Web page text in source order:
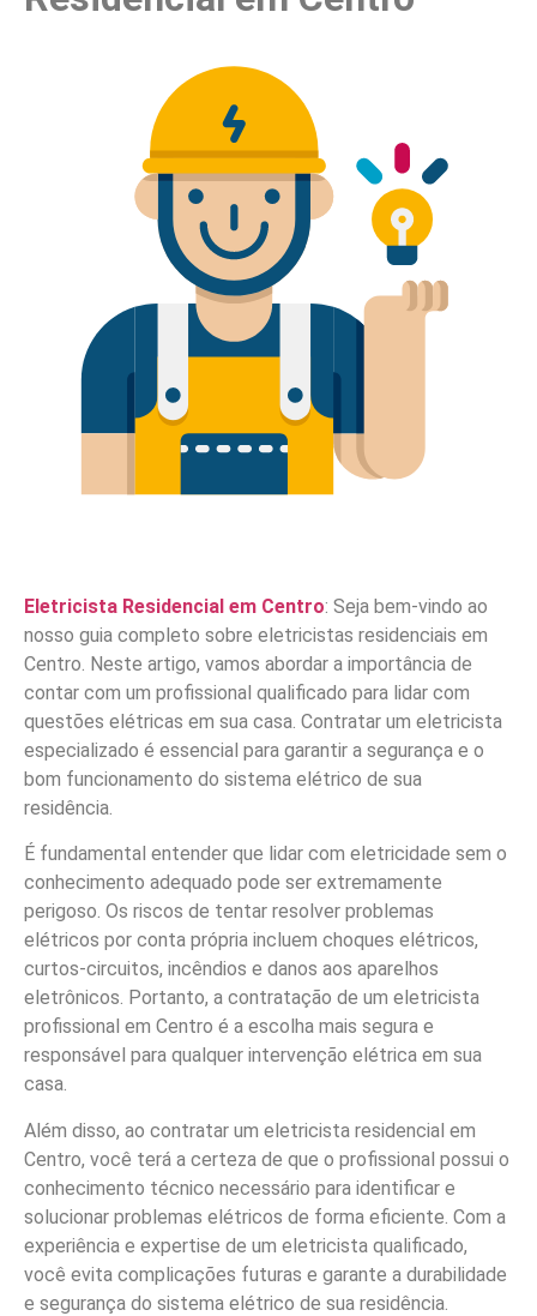
Eletricista Residencial em Centro: Seja bem-vindo ao
nosso guia completo sobre eletricistas residenciais em
Centro. Neste artigo, vamos abordar a importância de
contar com um profissional qualificado para lidar com
questões elétricas em sua casa. Contratar um eletricista
especializado é essencial para garantir a segurança e o
bom funcionamento do sistema elétrico de sua
residência.
É fundamental entender que lidar com eletricidade sem o
conhecimento adequado pode ser extremamente
perigoso. Os riscos de tentar resolver problemas
elétricos por conta própria incluem choques elétricos,
curtos-circuitos, incêndios e danos aos aparelhos
eletrônicos. Portanto, a contratação de um eletricista
profissional em Centro é a escolha mais segura e
responsável para qualquer intervenção elétrica em sua
casa.
Além disso, ao contratar um eletricista residencial em
Centro, você terá a certeza de que o profissional possui o
conhecimento técnico necessário para identificar e
solucionar problemas elétricos de forma eficiente. Com a
experiência e expertise de um eletricista qualificado,
você evita complicações futuras e garante a durabilidade
e segurança do sistema elétrico de sua residência.